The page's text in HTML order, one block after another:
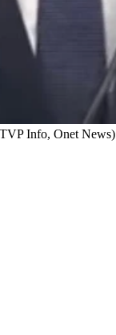
Info, Onet News)